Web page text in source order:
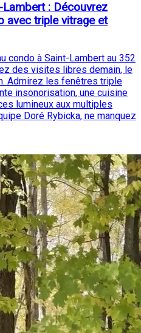
: Découvrez
avec triple vitrage et
condo à Saint-Lambert au 352
des visites libres demain, le
Admirez les fenêtres triple
insonorisation, une cuisine
lumineux aux multiples
Doré Rybicka, ne manquez